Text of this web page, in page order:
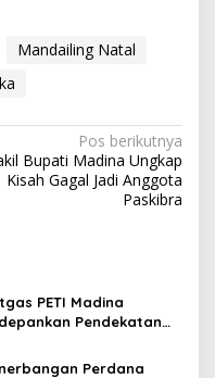
Mandailing Natal
Pos berikutnya
Bupati Madina Ungkap
Kisah Gagal Jadi Anggota
Paskibra
PETI Madina
Pendekatan
Tambang Ilegal
Perdana